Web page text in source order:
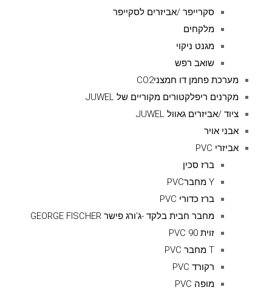
סקרייפר /אביזרים לסקייפר
מלקחים
מגנט ניקוי
שואב רפש
מערכת פחמן דו חמצניCO2
מקרנים ריפלקטורים מקוריים של JUWEL
ציוד /אביזרים גאוול JUWEL
אבני אויר
אביזרי PVC
ברז סכין
Y מחברPVC
ברז כדורי PVC
מחבר חבית בלקד -ג'ורג פישר GEORGE FISCHER
זוית 90 PVC
T מחבר PVC
רקורד PVC
מופה PVC